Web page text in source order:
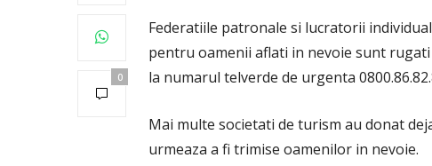
0
Federatiile patronale si lucratorii
pentru oamenii aflati in nevoie sunt
la numarul telverde de urgenta
Mai multe societati de turism au donat
urmeaza a fi trimise oamenilor in nevoie.